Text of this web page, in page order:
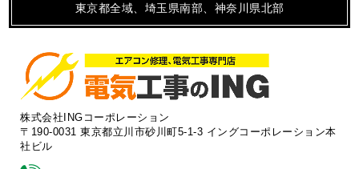
東京都全域、埼玉県南部、神奈川県北部
株式会社INGコーポレーション
〒190-0031 東京都立川市砂川町5-1-3 イングコーポレーション本
社ビル